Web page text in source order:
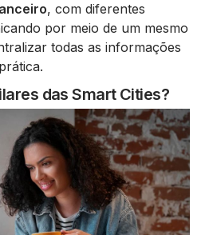
, com diferentes
por meio de um mesmo
todas as informações
das Smart Cities?